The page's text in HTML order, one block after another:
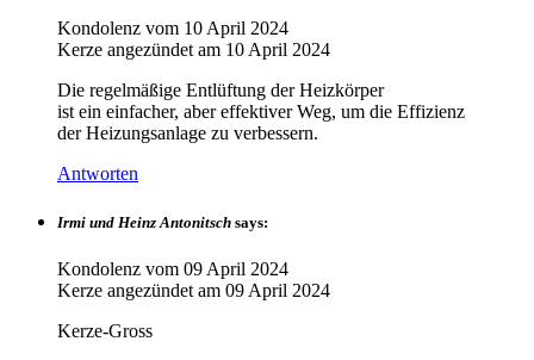
Kondolenz vom 10 April 2024
Kerze angezündet am 10 April 2024
Die regelmäßige Entlüftung der Heizkörper
ist ein einfacher, aber effektiver Weg, um die Effizienz
der Heizungsanlage zu verbessern.
Antworten
Irmi und Heinz Antonitsch says:
Kondolenz vom 09 April 2024
Kerze angezündet am 09 April 2024
Kerze-Gross